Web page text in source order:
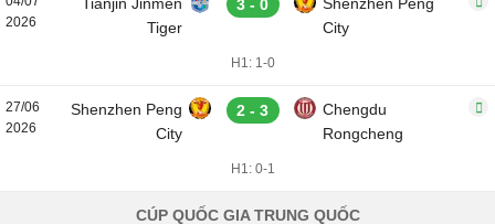
2026
Tiger
3 - 0
City
H1: 1-0
27/06
2026
Shenzhen Peng
City
2 - 3
Chengdu
Rongcheng
H1: 0-1
CÚP QUỐC GIA TRUNG QUỐC